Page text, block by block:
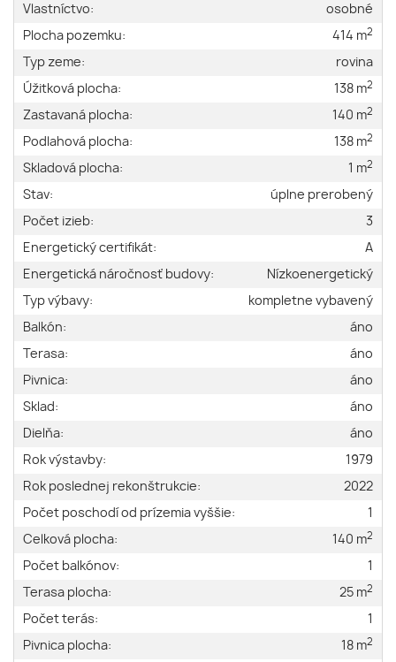
Vlastníctvo:
osobné
Plocha pozemku:
414 m2
Typ zeme:
rovina
Úžitková plocha:
138 m2
Zastavaná plocha: 140 m2
Podlahová plocha: 138 m2
Skladová plocha: 1 m2
Stav:
úplne prerobený
Počet izieb:
3
Energetický certifikát:
A
Energetická náročnosť budovy:
Nízkoenergetický
Typ výbavy:
kompletne vybavený
Balkón:
áno
Terasa:
áno
Pivnica:
áno
Sklad:
áno
Dielňa:
áno
Rok výstavby:
1979
Rok poslednej rekonštrukcie:
2022
Počet poschodí od prízemia vyššie:
1
Celková plocha:
140 m2
Počet balkónov:
1
Terasa plocha:
25 m2
Počet terás:
1
Pivnica plocha:
18 m2